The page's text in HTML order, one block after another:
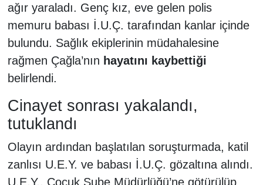
ağır yaraladı. Genç kız, eve gelen polis
memuru babası İ.U.Ç. tarafından kanlar içinde
bulundu. Sağlık ekiplerinin müdahalesine
rağmen Çağla’nın hayatını kaybettiği
belirlendi.
Cinayet sonrası yakalandı,
tutuklandı
Olayın ardından başlatılan soruşturmada, katil
zanlısı U.E.Y. ve babası İ.U.Ç. gözaltına alındı.
U.E.Y., Çocuk Şube Müdürlüğü’ne götürülüp